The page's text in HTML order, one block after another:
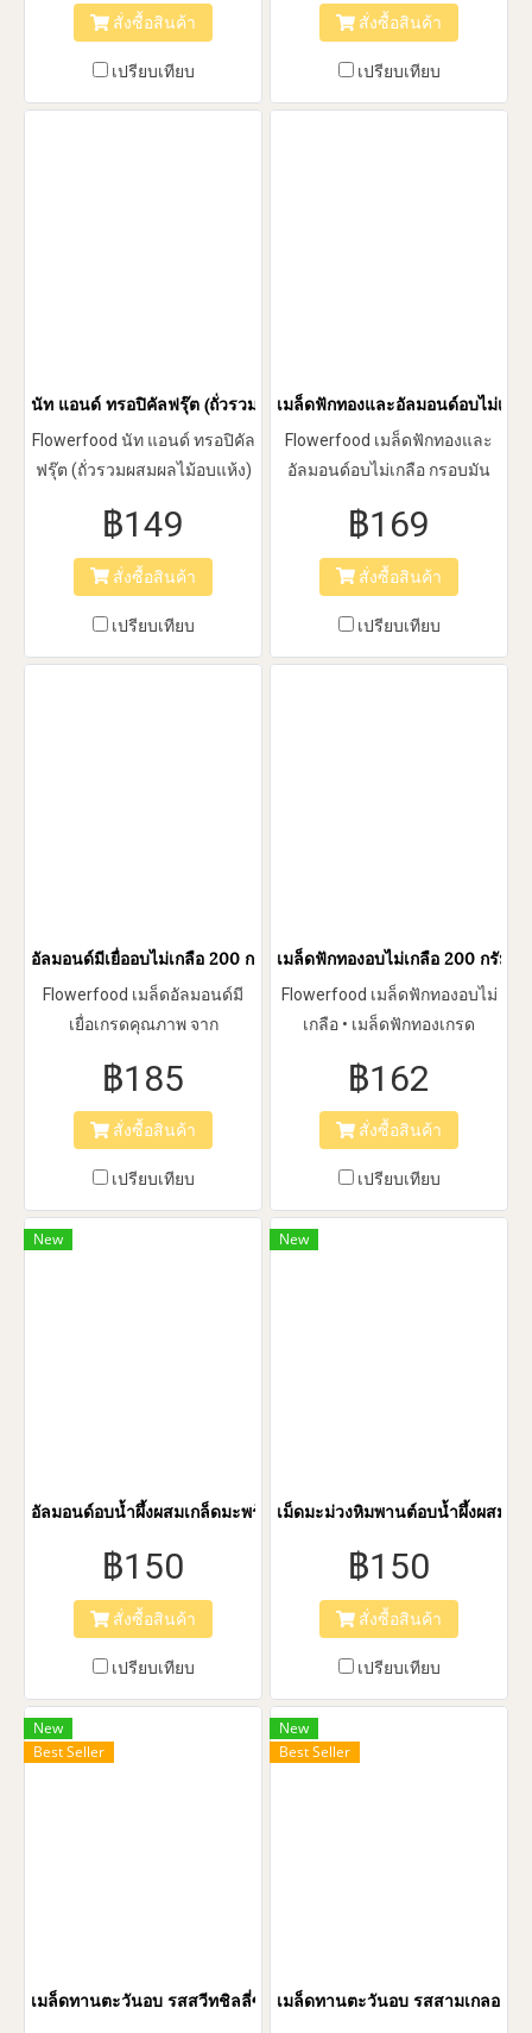
หมากโต ป้องกันนิ่ว สำหรับผู้
หญิงวัยทองจะช่วยปรับสมดุล
ของฮอร์โมน
สั่งซื้อสินค้า
เปรียบเทียบ
และมะละกออบแห้ง
สั่งซื้อสินค้า
เปรียบเทียบ
นัท แอนด์ ทรอปิคัลฟรุ๊ต (ถั่วรวมผสมผลไม้อบแห้ง) 180 กรัม 1 ถุง
Flowerfood นัท แอนด์ ทรอปิคัล
ฟรุ๊ต (ถั่วรวมผสมผลไม้อบแห้ง)
แคน,มะม่วงหิมพานต์,สับปะรด,ลูกเกด
และมะละกออบแห้ง
฿149
สั่งซื้อสินค้า
เปรียบเทียบ
เมล็ดฟักทองและอัลมอนด์อบไม่เกลื
Flowerfood เมล็ดฟักทองและ
อัลมอนด์อบไม่เกลือ กรอบมัน
ภูมิใจที่เราอยากให้ลูกค้าได้ลอง
ชิม
฿169
สั่งซื้อสินค้า
เปรียบเทียบ
อัลมอนด์มีเยื่ออบไม่เกลือ 200 กรัม บรรจุ 1 ถุง
Flowerfood เมล็ดอัลมอนด์มี
เยื่อเกรดคุณภาพ จาก
เกลือ ไม่มีวัตถุกันเสีย • ได้รับ
เครื่องหมายทางเลือกสุขภาพ
จากกระทรวงสาธารณสุข
฿185
สั่งซื้อสินค้า
เปรียบเทียบ
เมล็ดฟักทองอบไม่เกลือ 200 กรัม 1
Flowerfood เมล็ดฟักทองอบไม่
เกลือ • เมล็ดฟักทองเกรด
ไม่มีวัตถุกันเสีย • ได้รับ
เครื่องหมายทางเลือกสุขภาพ
จากกระทรวงสาธารณสุข
฿162
สั่งซื้อสินค้า
เปรียบเทียบ
New
อัลมอนด์อบน้ำผึ้งผสมเกล็ดมะพร้าว 150 กรัม(Coconut-Honey
฿150
สั่งซื้อสินค้า
เปรียบเทียบ
New
เม็ดมะม่วงหิมพานต์อบน้ำผึ้งผสมเก
฿150
สั่งซื้อสินค้า
เปรียบเทียบ
New
Best Seller
เมล็ดทานตะวันอบ รสสวีทชิลลี่ซอส 30 กรัม 1 แพ็ค 5 ซอง(Sunflower
New
Best Seller
เมล็ดทานตะวันอบ รสสามเกลอ 30